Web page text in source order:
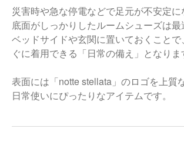
災害時や急な停電などで足元が不安定に
底面がしっかりしたルームシューズは最
ベッドサイドや玄関に置いておくこと
ぐに着用できる「日常の備え」となりま
表面には「notte stellata」のロゴを上質
日常使いにぴったりなアイテムです。